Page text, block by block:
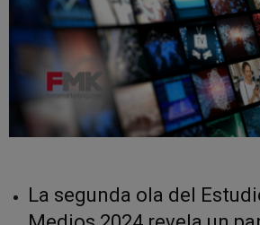
La segunda ola del